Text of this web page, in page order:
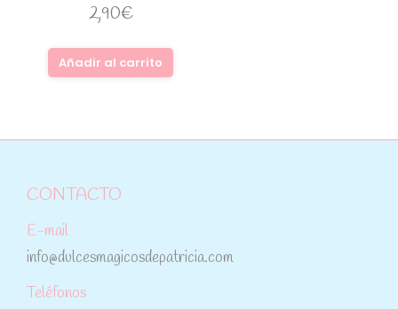
2,90€
Añadir al carrito
CONTACTO
E-mail
info@dulcesmagicosdepatricia.com
Teléfonos